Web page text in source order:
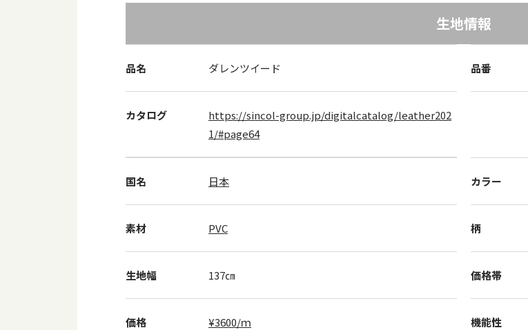
生地情報
品名 ダレンツイード 品番
カタログ
https://sincol-group.jp/digitalcatalog/leather202
1/#page64
国名 日本 カラー
素材 PVC 柄
生地幅 137㎝ 価格帯
価格 ¥3600/ｍ 機能性